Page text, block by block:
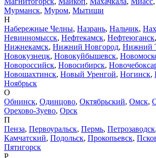
Мурманск, Муром, Мытищи
Н
Набережные Челны, Назрань, Нальчик,
Невинномысск, Нефтекамск, Нефтеюганск,
Нижнекамск, Нижний Новгород, Нижний
Новокузнецк, Новокуйбышевск,
Новороссийск, Новосибирск,
Новошахтинск, Новый Уренгой, Ногинск,
Ноябрьск
О
Обнинск, Одинцово, Октябрьский, Омск,
Орехово-Зуево, Орск
П
Пенза, Первоуральск, Пермь, Петрозаводск,
Камчатский, Подольск, Прокопьевск,
Пятигорск